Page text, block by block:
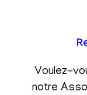
Voulez-
notre